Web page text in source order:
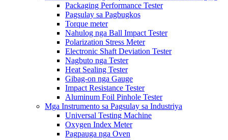
Packaging Performance Tester
Pagsulay sa Pagbugkos
Torque meter
Nahulog nga Ball Impact Tester
Polarization Stress Meter
Electronic Shaft Deviation Tester
Nagbuto nga Tester
Heat Sealing Tester
Gibag-on nga Gauge
Impact Resistance Tester
Aluminum Foil Pinhole Tester
Mga Instrumento sa Pagsulay sa Industriya
Universal Testing Machine
Oxygen Index Meter
Pagpauga nga Oven